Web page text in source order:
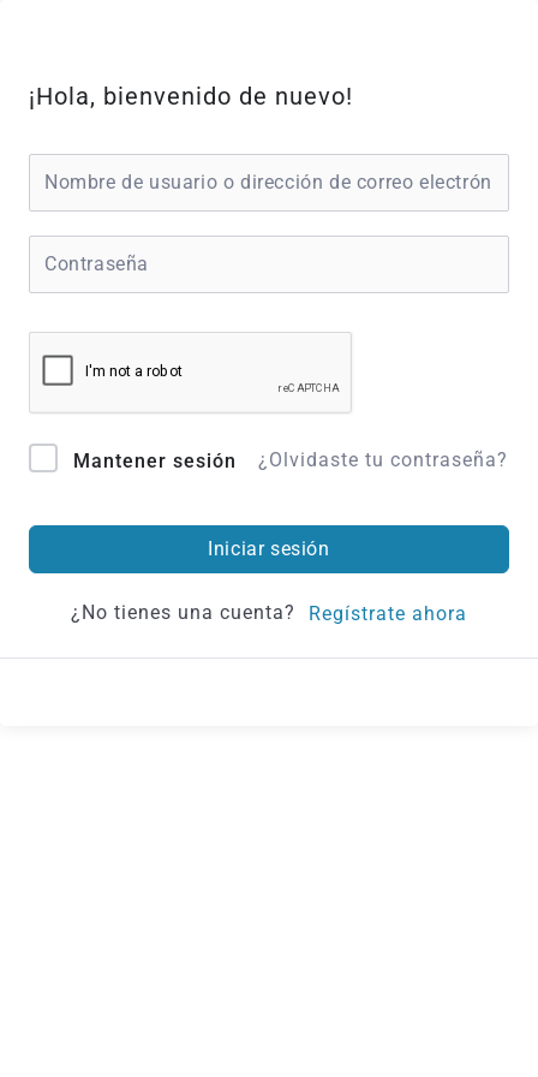
contenido
¡Hola, bienvenido de nuevo!
Mantener sesión ¿Olvidaste tu contraseña?
Iniciar sesión
¿No tienes una cuenta? Regístrate ahora